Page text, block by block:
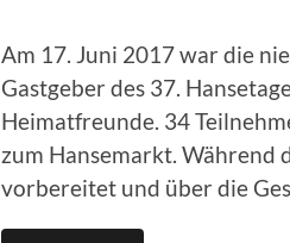
Am 17. Juni 2017 war die
Gastgeber des 37.
Heimatfreunde. 34
zum Hansemarkt. Während
vorbereitet und über die